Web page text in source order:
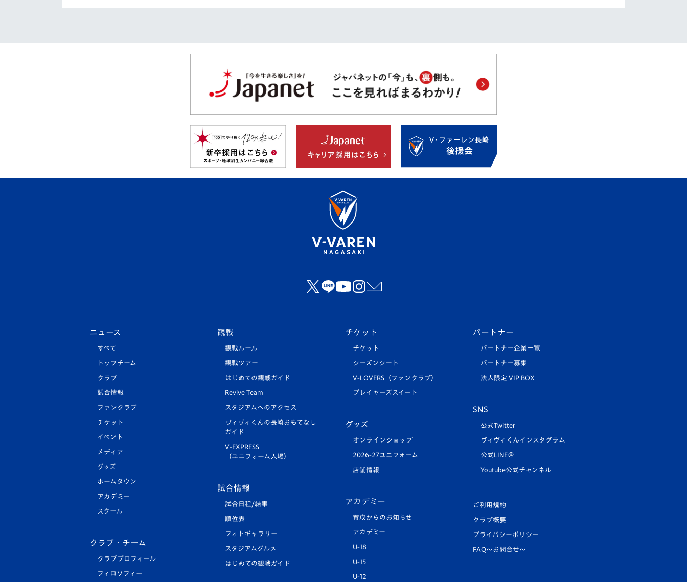
ニュース
すべて
トップチーム
クラブ
試合情報
ファンクラブ
チケット
イベント
メディア
グッズ
ホームタウン
アカデミー
スクール
クラブ・チーム
クラブプロフィール
フィロソフィー
観戦
観戦ルール
観戦ツアー
はじめての観戦ガイド
Revive Team
スタジアムへのアクセス
ヴィヴィくんの長崎おもてなし
ガイド
V-EXPRESS
（ユニフォーム入場）
試合情報
試合日程/結果
順位表
フォトギャラリー
スタジアムグルメ
はじめての観戦ガイド
チケット
チケット
シーズンシート
V-LOVERS（ファンクラブ）
プレイヤーズスイート
グッズ
オンラインショップ
2026-27ユニフォーム
店舗情報
アカデミー
育成からのお知らせ
アカデミー
U-18
U-15
U-12
パートナー
パートナー企業一覧
パートナー募集
法人限定 VIP BOX
SNS
公式Twitter
ヴィヴィくんインスタグラム
公式LINE＠
Youtube公式チャンネル
ご利用規約
クラブ概要
プライバシーポリシー
FAQ〜お問合せ〜